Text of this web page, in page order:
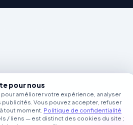
pour nous
améliorer votre expérience, analyser
Vous pouvez accepter, refuser
tout moment. Politique de confidentialité
/ liens — est distinct des cookies du site ;